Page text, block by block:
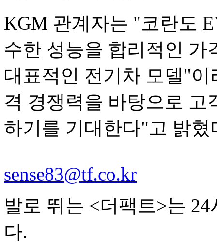
KGM 관계자는 "코란도
수한 성능을 합리적인 가
대표적인 전기차 모델"
격 경쟁력을 바탕으로 고
하기를 기대한다"고 밝혔
sense83@tf.co.kr
발로 뛰는 <더팩트>는
다.